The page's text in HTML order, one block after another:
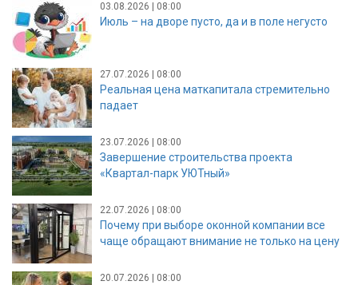
03.08.2026 | 08:00
Июль – на дворе пусто, да и в поле негусто
27.07.2026 | 08:00
Реальная цена маткапитала стремительно
падает
23.07.2026 | 08:00
Завершение строительства проекта
«Квартал-парк УЮТный»
22.07.2026 | 08:00
Почему при выборе оконной компании все
чаще обращают внимание не только на цену
20.07.2026 | 08:00